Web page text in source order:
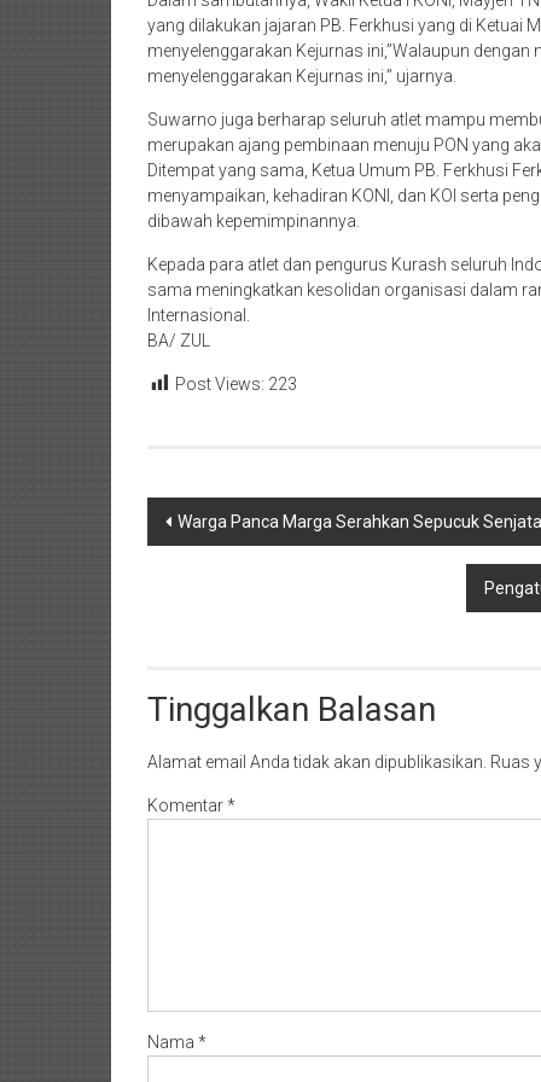
yang dilakukan jajaran PB. Ferkhusi yang di Ketuai
menyelenggarakan Kejurnas ini,”Walaupun
menyelenggarakan Kejurnas ini,” ujarnya.
Suwarno juga berharap seluruh atlet mampu
merupakan ajang pembinaan menuju PON yang
Ditempat yang sama, Ketua Umum PB. Ferkhusi
menyampaikan, kehadiran KONI, dan KOI serta
dibawah kepemimpinannya.
Kepada para atlet dan pengurus Kurash seluruh
sama meningkatkan kesolidan organisasi dalam
Internasional.
BA/ ZUL
Post Views: 223
Navigasi
Warga Panca Marga Serahkan Sepucuk
Tinggalkan Balasan
Alamat email Anda tidak akan dipublikasikan. Ruas
Komentar*
Nama *